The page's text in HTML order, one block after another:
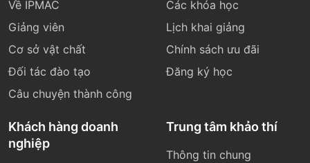
Về IPMAC
Giảng viên
Cơ sở vật chất
Đối tác đào tạo
Câu chuyện thành công
Các khóa học
Lịch khai giảng
Chính sách ưu đãi
Đăng ký học
Khách hàng doanh
nghiệp
Trung tâm khảo thí
Thông tin chung